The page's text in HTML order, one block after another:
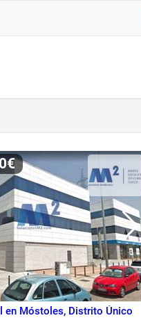
en Móstoles, Distrito Único